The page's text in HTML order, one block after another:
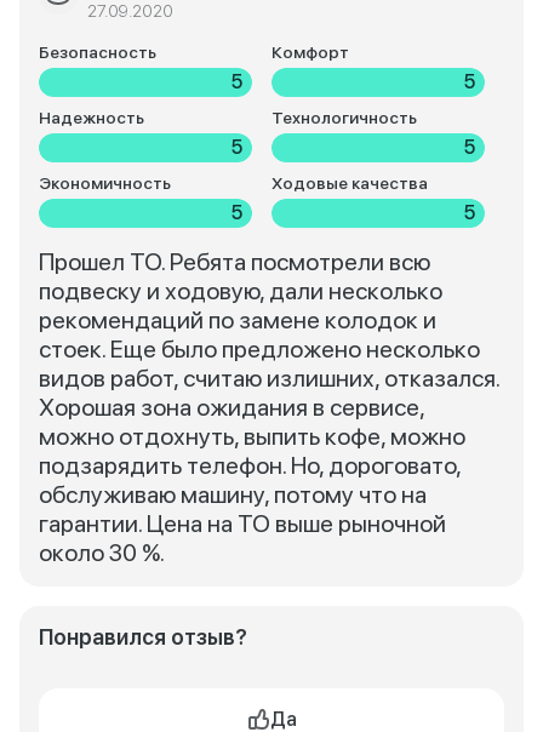
27.09.2020
Безопасность
5
Комфорт
5
Надежность
5
Технологичность
5
Экономичность
5
Ходовые качества
5
Прошел ТО. Ребята посмотрели всю
подвеску и ходовую, дали несколько
рекомендаций по замене колодок и
стоек. Еще было предложено несколько
видов работ, считаю излишних, отказался.
Хорошая зона ожидания в сервисе,
можно отдохнуть, выпить кофе, можно
подзарядить телефон. Но, дороговато,
обслуживаю машину, потому что на
гарантии. Цена на ТО выше рыночной
около 30 %.
Понравился отзыв?
Да